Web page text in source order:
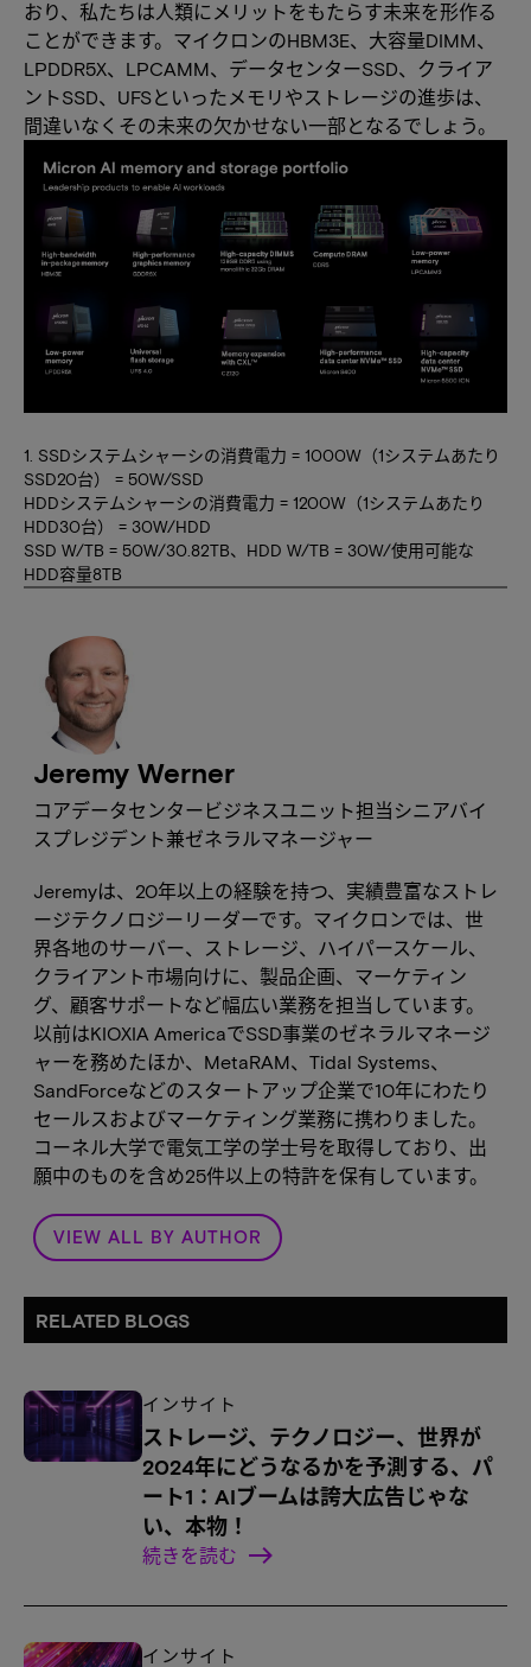
おり、私たちは人類にメリットをもたらす未来を形作る
ことができます。マイクロンのHBM3E、大容量DIMM、
LPDDR5X、LPCAMM、データセンターSSD、クライア
ントSSD、UFSといったメモリやストレージの進歩は、
間違いなくその未来の欠かせない一部となるでしょう。
1. SSDシステムシャーシの消費電力 = 1000W（1システムあたり
SSD20台） = 50W/SSD
HDDシステムシャーシの消費電力 = 1200W（1システムあたり
HDD30台） = 30W/HDD
SSD W/TB = 50W/30.82TB、HDD W/TB = 30W/使用可能な
HDD容量8TB
コアデータセンタービジネスユニット担当シニアバイ
スプレジデント兼ゼネラルマネージャー
Jeremy Werner
Jeremyは、20年以上の経験を持つ、実績豊富なストレ
ージテクノロジーリーダーです。マイクロンでは、世
界各地のサーバー、ストレージ、ハイパースケール、
クライアント市場向けに、製品企画、マーケティン
グ、顧客サポートなど幅広い業務を担当しています。
以前はKIOXIA AmericaでSSD事業のゼネラルマネージ
ャーを務めたほか、MetaRAM、Tidal Systems、
SandForceなどのスタートアップ企業で10年にわたり
セールスおよびマーケティング業務に携わりました。
コーネル大学で電気工学の学士号を取得しており、出
願中のものを含め25件以上の特許を保有しています。
VIEW ALL BY AUTHOR
RELATED BLOGS
インサイト
ストレージ、テクノロジー、世界が
2024年にどうなるかを予測する、パ
ート1：AIブームは誇大広告じゃな
い、本物！
続きを読む
インサイト